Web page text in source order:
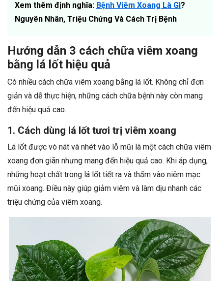
Xem thêm định nghĩa: Bệnh Viêm Xoang Là Gì?
Nguyên Nhân, Triệu Chứng Và Cách Trị Bệnh
Hướng dẫn 3 cách chữa viêm xoang
bằng lá lốt hiệu quả
Có nhiều cách chữa viêm xoang bằng lá lốt. Không chỉ đơn
giản và dễ thực hiện, những cách chữa bệnh này còn mang
đến hiệu quả cao.
1. Cách dùng lá lốt tươi trị viêm xoang
Lá lốt được vò nát và nhét vào lỗ mũi là một cách chữa viêm
xoang đơn giãn nhưng mang đến hiệu quả cao. Khi áp dụng,
những hoạt chất trong lá lốt tiết ra và thấm vào niêm mạc
mũi xoang. Điều này giúp giảm viêm và làm dịu nhanh các
triệu chứng của viêm xoang.